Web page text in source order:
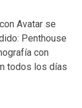
Avatar se
Penthouse
con
todos los días